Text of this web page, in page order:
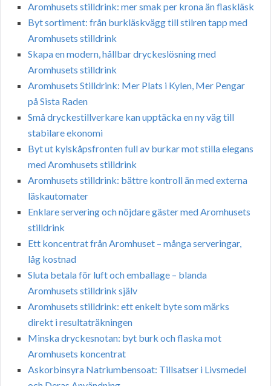
Aromhusets stilldrink: mer smak per krona än flaskläsk
Byt sortiment: från burkläskvägg till stilren tapp med
Aromhusets stilldrink
Skapa en modern, hållbar dryckeslösning med
Aromhusets stilldrink
Aromhusets Stilldrink: Mer Plats i Kylen, Mer Pengar
på Sista Raden
Små dryckestillverkare kan upptäcka en ny väg till
stabilare ekonomi
Byt ut kylskåpsfronten full av burkar mot stilla elegans
med Aromhusets stilldrink
Aromhusets stilldrink: bättre kontroll än med externa
läskautomater
Enklare servering och nöjdare gäster med Aromhusets
stilldrink
Ett koncentrat från Aromhuset – många serveringar,
låg kostnad
Sluta betala för luft och emballage – blanda
Aromhusets stilldrink själv
Aromhusets stilldrink: ett enkelt byte som märks
direkt i resultaträkningen
Minska dryckesnotan: byt burk och flaska mot
Aromhusets koncentrat
Askorbinsyra Natriumbensoat: Tillsatser i Livsmedel